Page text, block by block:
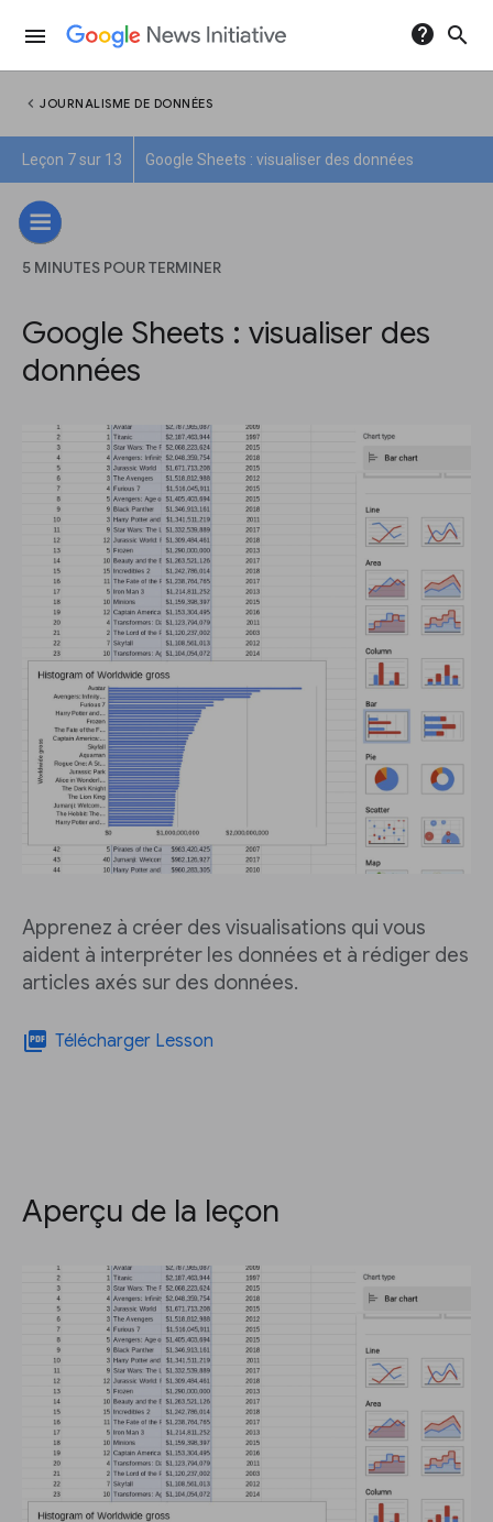
menu help search
chevron_left JOURNALISME DE DONNÉES
Leçon 7 sur 13 Google Sheets : visualiser des données
5 MINUTES POUR TERMINER
Google Sheets : visualiser des
données
Apprenez à créer des visualisations qui vous
aident à interpréter les données et à rédiger des
articles axés sur des données.
picture_as_pdf Télécharger Lesson
Aperçu de la leçon